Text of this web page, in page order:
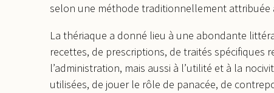
selon une méthode traditionnellement attribuée
La thériaque a donné lieu à une abondante
recettes, de prescriptions, de traités spécifiques
l’administration, mais aussi à l’utilité et à la
utilisées, de jouer le rôle de panacée, de